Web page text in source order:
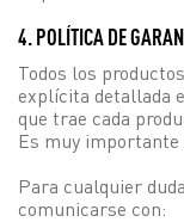
4. POLÍTICA DE
Todos los
explícita detallada
que trae cada
Es muy
Para cualquier
comunicarse con: